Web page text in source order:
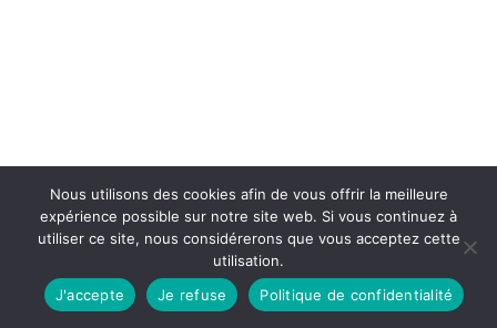
Nous utilisons des cookies afin de vous offrir la meilleure
expérience possible sur notre site web. Si vous continuez à
utiliser ce site, nous considérerons que vous acceptez cette
utilisation.
J'accepte
Je refuse Politique de confidentialité